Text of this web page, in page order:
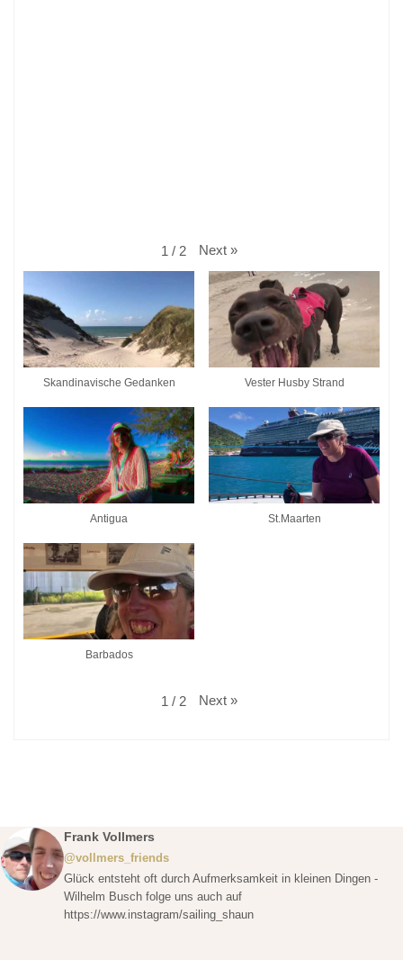
1 / 2 Next »
Skandinavische Gedanken Vester Husby Strand
Antigua St.Maarten
Barbados
1 / 2 Next »
Frank Vollmers
@vollmers_friends
Glück entsteht oft durch Aufmerksamkeit in kleinen Dingen -
Wilhelm Busch folge uns auch auf
https://www.instagram/sailing_shaun